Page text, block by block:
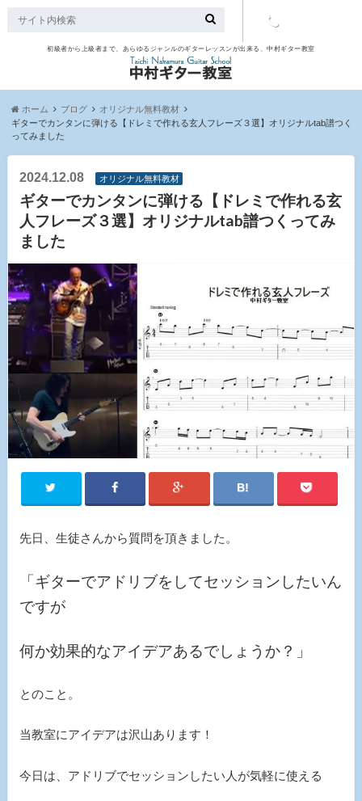
初級者から上級者まで、あらゆるジャンルのギターレッスンが出来る、中村ギター教室
ホーム ブログ
オリジナル無料教材
ギターでカンタンに弾ける【ドレミで作れる玄人フレーズ３選】オリジナルtab譜つく
ってみました
2024.12.08 オリジナル無料教材
ギターでカンタンに弾ける【ドレミで作れる玄
人フレーズ３選】オリジナルtab譜つくってみ
ました
先日、生徒さんから質問を頂きました。
「ギターでアドリブをしてセッションしたいん
ですが
何か効果的なアイデアあるでしょうか？」
とのこと。
当教室にアイデアは沢山あります！
今日は、アドリブでセッションしたい人が気軽に使える